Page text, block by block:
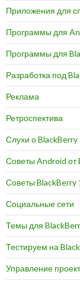
Приложения для
Программы для
Программы для
Разработка под
Реклама
Ретроспектива
Слухи о BlackBerry
Советы Android от
Советы BlackBerry
Социальные сети
Темы для
Тестируем на
Управление